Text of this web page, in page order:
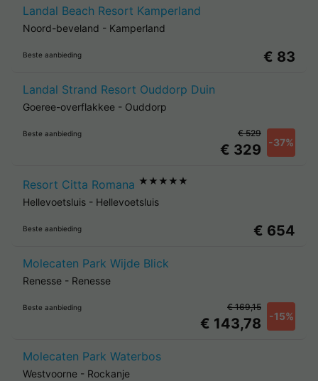
Landal Beach Resort Kamperland
Noord-beveland - Kamperland
Beste aanbieding € 83
Landal Strand Resort Ouddorp Duin
Goeree-overflakkee - Ouddorp
Beste aanbieding
€ 329 -37%
€ 529
Resort Citta Romana ★★★★★
Hellevoetsluis - Hellevoetsluis
Beste aanbieding € 654
Molecaten Park Wijde Blick
Renesse - Renesse
Beste aanbieding
€ 143,78 -15%
€ 169,15
Molecaten Park Waterbos
Westvoorne - Rockanje